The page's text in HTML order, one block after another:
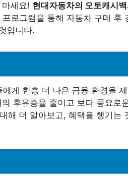
세요! 현대자동차의 오토캐시
프로그램을 통해 자동차 구매 후
입니다.
게 한층 더 나은 금융 환경을
후유증을 줄이고 보다 풍요로
해 더 알아보고, 혜택을 챙기는